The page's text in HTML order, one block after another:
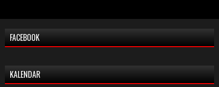
FACEBOOK
KALENDAR